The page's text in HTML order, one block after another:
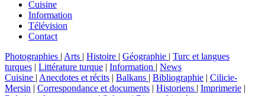
Cuisine
Information
Télévision
Contact
Photographies | Arts | Histoire | Géographie | Turc et langues
turques | Littérature turque | Information | News
Cuisine | Anecdotes et récits | Balkans | Bibliographie | Cilicie-
Mersin | Correspondance et documents | Historiens | Imprimerie |